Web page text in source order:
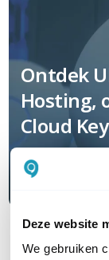
Deze website
We gebruiken
Ontdek
Hosting,
Cloud Key
PRODUCT